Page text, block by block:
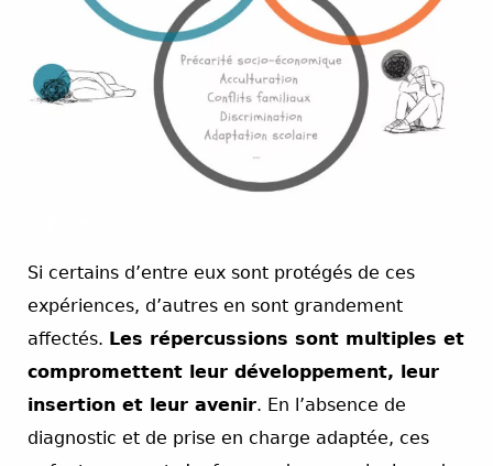
Si certains d’entre eux sont protégés de ces
expériences, d’autres en sont grandement
affectés. Les répercussions sont multiples et
compromettent leur développement, leur
insertion et leur avenir. En l’absence de
diagnostic et de prise en charge adaptée, ces